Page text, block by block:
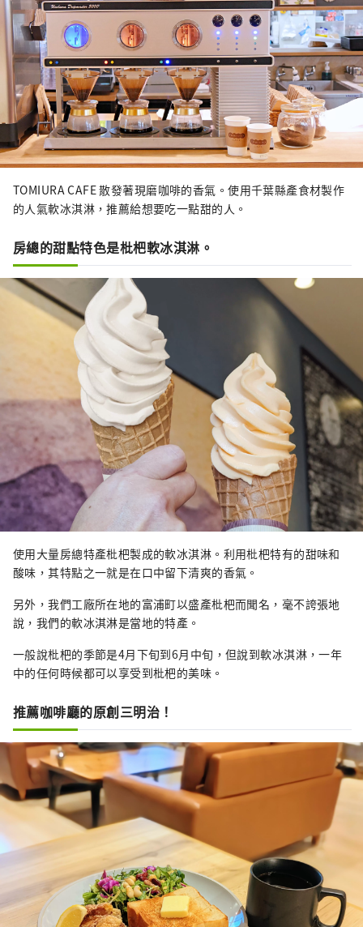
TOMIURA CAFE 散發著現磨咖啡的香氣。使用千葉縣產食材製作
的人氣軟冰淇淋，推薦給想要吃一點甜的人。
房總的甜點特色是枇杷軟冰淇淋。
使用大量房總特產枇杷製成的軟冰淇淋。利用枇杷特有的甜味和
酸味，其特點之一就是在口中留下清爽的香氣。
另外，我們工廠所在地的富浦町以盛產枇杷而聞名，毫不誇張地
說，我們的軟冰淇淋是當地的特產。
一般說枇杷的季節是4月下旬到6月中旬，但說到軟冰淇淋，一年
中的任何時候都可以享受到枇杷的美味。
推薦咖啡廳的原創三明治！